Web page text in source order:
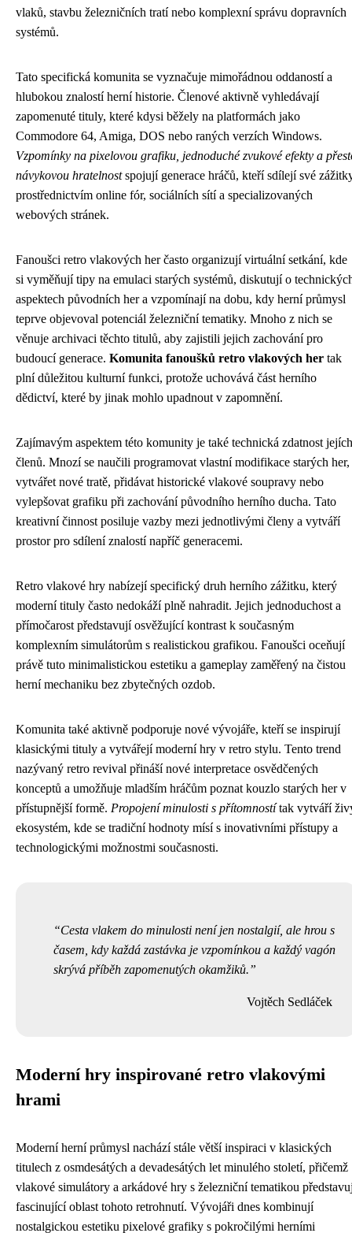
vlaků, stavbu železničních tratí nebo komplexní správu dopravních
systémů.
Tato specifická komunita se vyznačuje mimořádnou oddaností a
hlubokou znalostí herní historie. Členové aktivně vyhledávají
zapomenuté tituly, které kdysi běžely na platformách jako
Commodore 64, Amiga, DOS nebo raných verzích Windows.
Vzpomínky na pixelovou grafiku, jednoduché zvukové efekty a
návykovou hratelnostspojují generace hráčů, kteří sdílejí své
prostřednictvím online fór, sociálních sítí a specializovaných
webových stránek.
Fanoušci retro vlakových her často organizují virtuální setkání, kde
si vyměňují tipy na emulaci starých systémů, diskutují o
aspektech původních her a vzpomínají na dobu, kdy herní průmysl
teprve objevoval potenciál železniční tematiky. Mnoho z nich se
věnuje archivaci těchto titulů, aby zajistili jejich zachování pro
budoucí generace. Komunita fanoušků retro vlakových her tak
plní důležitou kulturní funkci, protože uchovává část herního
dědictví, které by jinak mohlo upadnout v zapomnění.
Zajímavým aspektem této komunity je také technická zdatnost jejích
členů. Mnozí se naučili programovat vlastní modifikace starých her,
vytvářet nové tratě, přidávat historické vlakové soupravy nebo
vylepšovat grafiku při zachování původního herního ducha. Tato
kreativní činnost posiluje vazby mezi jednotlivými členy a vytváří
prostor pro sdílení znalostí napříč generacemi.
Retro vlakové hry nabízejí specifický druh herního zážitku, který
moderní tituly často nedokáží plně nahradit. Jejich jednoduchost a
přímočarost představují osvěžující kontrast k současným
komplexním simulátorům s realistickou grafikou. Fanoušci oceňují
právě tuto minimalistickou estetiku a gameplay zaměřený na čistou
herní mechaniku bez zbytečných ozdob.
Komunita také aktivně podporuje nové vývojáře, kteří se inspirují
klasickými tituly a vytvářejí moderní hry v retro stylu. Tento trend
nazývaný retro revival přináší nové interpretace osvědčených
konceptů a umožňuje mladším hráčům poznat kouzlo starých her v
přístupnější formě. Propojení minulosti s přítomnostítak vytváří
ekosystém, kde se tradiční hodnoty mísí s inovativními přístupy a
technologickými možnostmi současnosti.
Cesta vlakem do minulosti není jen nostalgií, ale hrou s
časem, kdy každá zastávka je vzpomínkou a každý vagón
skrývá příběh zapomenutých okamžiků.
Vojtěch Sedláček
Moderní hry inspirované retro vlakovými
hrami
Moderní herní průmysl nachází stále větší inspiraci v klasických
titulech z osmdesátých a devadesátých let minulého století, přičemž
vlakové simulátory a arkádové hry s železniční tematikou
fascinující oblast tohoto retrohnutí. Vývojáři dnes kombinují
nostalgickou estetiku pixelové grafiky s pokročilými herními